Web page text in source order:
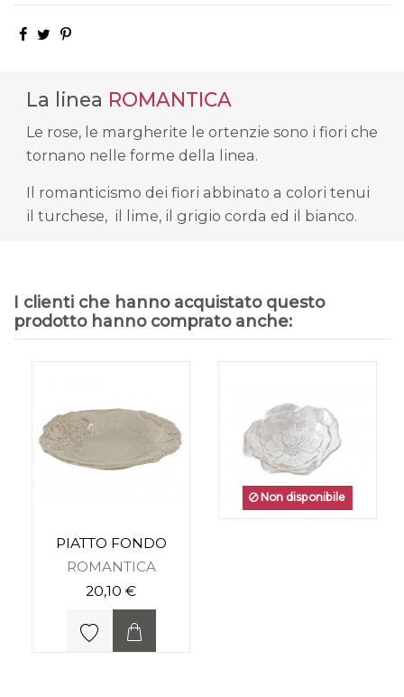
La linea ROMANTICA
Le rose, le margherite le ortenzie sono i fiori che
tornano nelle forme della linea.
Il romanticismo dei fiori abbinato a colori tenui
il turchese, il lime, il grigio corda ed il bianco.
I clienti che hanno acquistato questo
prodotto hanno comprato anche:
PIATTO FONDO
ROMANTICA
20,10 €
Non disponibile